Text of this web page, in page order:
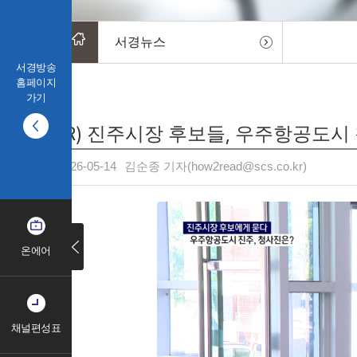
서경방송
홈페이지
가기
온에어
채널편성표
서경뉴스
(R) 진주시장 후보들, 우주항공도
2026-05-14 김순종 기자(how2read@scs.co.kr)